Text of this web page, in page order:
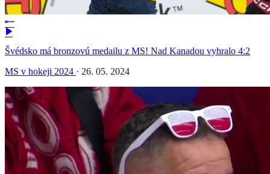
Švédsko má bronzovú medailu z MS! Nad Kanadou vyhralo 4:2
MS v hokeji 2024 · 26. 05. 2024